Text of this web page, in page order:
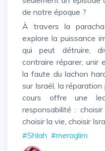
de notre époque ?
À travers la paracha des Méraglim, ce cours
explore la puissance
qui peut détruire,
contraire réparer, unir
la faute du lachon
sur Israël, la
cours offre une
responsabilité :
choisir la vie, choisir
#Shlah #meraglim